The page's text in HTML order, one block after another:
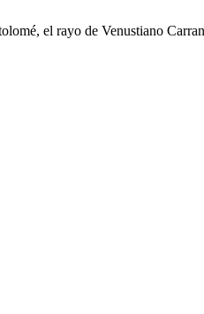
el rayo de Venustiano